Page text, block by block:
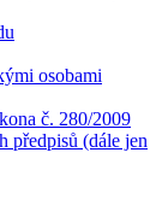
osobami
č. 280/2009
předpisů (dále jen